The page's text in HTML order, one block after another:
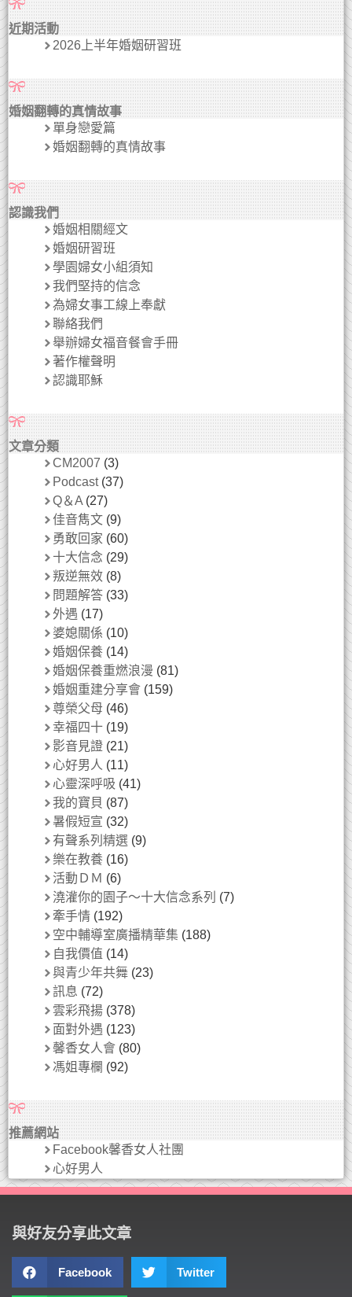
近期活動
2026上半年婚姻研習班
婚姻翻轉的真情故事
單身戀愛篇
婚姻翻轉的真情故事
認識我們
婚姻相關經文
婚姻研習班
學園婦女小組須知
我們堅持的信念
為婦女事工線上奉獻
聯絡我們
舉辦婦女福音餐會手冊
著作權聲明
認識耶穌
文章分類
CM2007 (3)
Podcast(37)
Q＆A (27)
佳音雋文 (9)
勇敢回家 (60)
十大信念 (29)
叛逆無效 (8)
問題解答 (33)
外遇 (17)
婆媳關係 (10)
婚姻保養 (14)
婚姻保養重燃浪漫 (81)
婚姻重建分享會 (159)
尊榮父母 (46)
幸福四十 (19)
影音見證 (21)
心好男人 (11)
心靈深呼吸 (41)
我的寶貝 (87)
暑假短宣 (32)
有聲系列精選 (9)
樂在教養 (16)
活動ＤＭ (6)
澆灌你的園子～十大信念系列 (7)
牽手情 (192)
空中輔導室廣播精華集 (188)
自我價值 (14)
與青少年共舞 (23)
訊息 (72)
雲彩飛揚 (378)
面對外遇 (123)
馨香女人會 (80)
馮姐專欄 (92)
推薦網站
Facebook馨香女人社團
心好男人
與好友分享此文章
Facebook Twitter